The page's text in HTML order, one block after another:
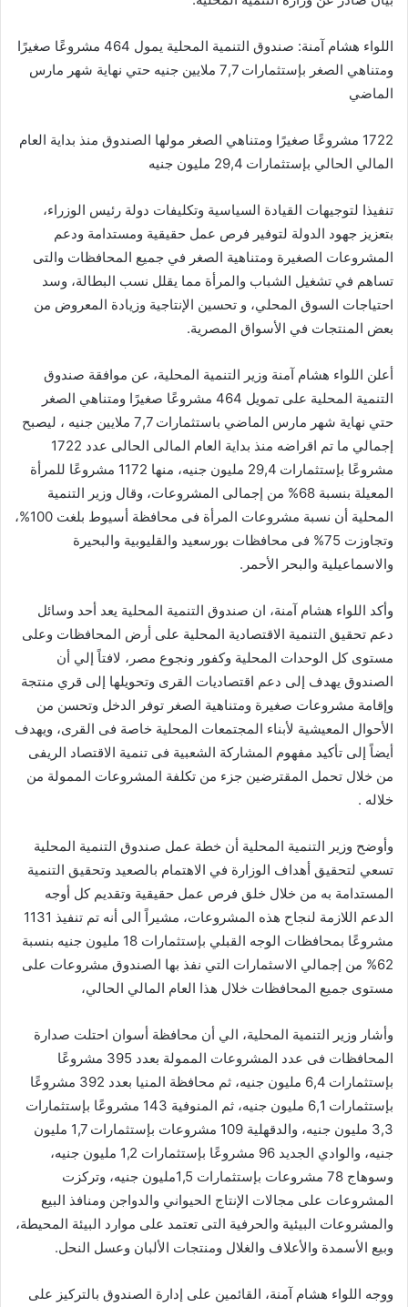
اللواء هشام آمنة: صندوق التنمية المحلية يمول 464 مشروعًا صغيرًا
ومتناهي الصغر بإستثمارات 7,7 ملايين جنيه حتي نهاية شهر مارس
الماضي
1722 مشروعًا صغيرًا ومتناهي الصغر مولها الصندوق منذ بداية العام
المالي الحالي بإستثمارات 29,4 مليون جنيه
تنفيذا لتوجيهات القيادة السياسية وتكليفات دولة رئيس الوزراء،
بتعزيز جهود الدولة لتوفير فرص عمل حقيقية ومستدامة ودعم
المشروعات الصغيرة ومتناهية الصغر في جميع المحافظات والتى
تساهم في تشغيل الشباب والمرأة مما يقلل نسب البطالة، وسد
احتياجات السوق المحلي، و تحسين الإنتاجية وزيادة المعروض من
بعض المنتجات في الأسواق المصرية.
أعلن اللواء هشام آمنة وزير التنمية المحلية، عن موافقة صندوق
التنمية المحلية على تمويل 464 مشروعًا صغيرًا ومتناهي الصغر
حتي نهاية شهر مارس الماضي باستثمارات 7,7 ملايين جنيه ، ليصبح
إجمالي ما تم اقراضه منذ بداية العام المالى الحالى عدد 1722
مشروعًا بإستثمارات 29,4 مليون جنيه، منها 1172 مشروعًا للمرأة
المعيلة بنسبة 68% من إجمالى المشروعات، وقال وزير التنمية
المحلية أن نسبة مشروعات المرأة فى محافظة أسيوط بلغت 100%،
وتجاوزت 75% فى محافظات بورسعيد والقليوبية والبحيرة
والاسماعيلية والبحر الأحمر.
وأكد اللواء هشام آمنة، ان صندوق التنمية المحلية يعد أحد وسائل
دعم تحقيق التنمية الاقتصادية المحلية على أرض المحافظات وعلى
مستوى كل الوحدات المحلية وكفور ونجوع مصر، لافتاً إلي أن
الصندوق يهدف إلى دعم اقتصاديات القرى وتحويلها إلى قري منتجة
وإقامة مشروعات صغيرة ومتناهية الصغر توفر الدخل وتحسن من
الأحوال المعيشية لأبناء المجتمعات المحلية خاصة فى القرى، ويهدف
أيضاً إلى تأكيد مفهوم المشاركة الشعبية فى تنمية الاقتصاد الريفى
من خلال تحمل المقترضين جزء من تكلفة المشروعات الممولة من
خلاله .
وأوضح وزير التنمية المحلية أن خطة عمل صندوق التنمية المحلية
تسعي لتحقيق أهداف الوزارة في الاهتمام بالصعيد وتحقيق التنمية
المستدامة به من خلال خلق فرص عمل حقيقية وتقديم كل أوجه
الدعم اللازمة لنجاح هذه المشروعات، مشيراً الى أنه تم تنفيذ 1131
مشروعًا بمحافظات الوجه القبلي بإستثمارات 18 مليون جنيه بنسبة
62% من إجمالي الاسثمارات التي نفذ بها الصندوق مشروعات على
مستوى جميع المحافظات خلال هذا العام المالي الحالي،
وأشار وزير التنمية المحلية، الي أن محافظة أسوان احتلت صدارة
المحافظات فى عدد المشروعات الممولة بعدد 395 مشروعًا
بإستثمارات 6,4 مليون جنيه، ثم محافظة المنيا بعدد 392 مشروعًا
بإستثمارات 6,1 مليون جنيه، ثم المنوفية 143 مشروعًا بإستثمارات
3,3 مليون جنيه، والدقهلية 109 مشروعات بإستثمارات 1,7 مليون
جنيه، والوادي الجديد 96 مشروعًا بإستثمارات 1,2 مليون جنيه،
وسوهاج 78 مشروعات بإستثمارات 1,5مليون جنيه، وتركزت
المشروعات على مجالات الإنتاج الحيواني والدواجن ومنافذ البيع
والمشروعات البيئية والحرفية التى تعتمد على موارد البيئة المحيطة،
وبيع الأسمدة والأعلاف والغلال ومنتجات الألبان وعسل النحل.
ووجه اللواء هشام آمنة، القائمين على إدارة الصندوق بالتركيز على